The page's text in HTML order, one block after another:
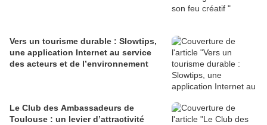
Vers un tourisme durable : Slowtips,
une application Internet au service
des acteurs et de l’environnement
Le Club des Ambassadeurs de
Toulouse : un levier d’attractivité